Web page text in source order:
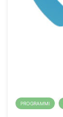
PROGRAMMI